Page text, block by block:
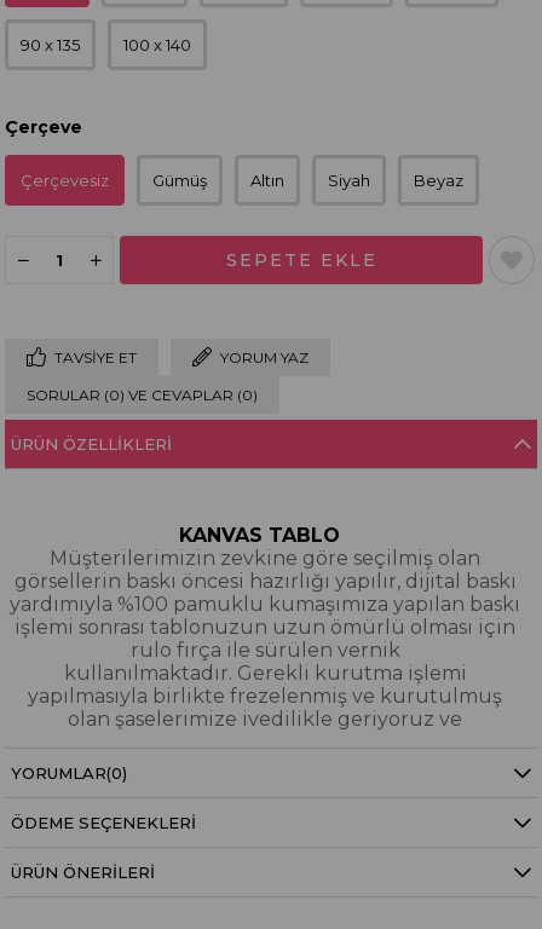
90 x 135 100 x 140
Çerçeve
Çerçevesiz Gümüş Altın Siyah Beyaz
TAVSIYE ET YORUM YAZ
SORULAR (0) VE CEVAPLAR (0)
ÜRÜN ÖZELLIKLERI
KANVAS TABLO
Müşterilerimizin zevkine göre seçilmiş olan
görsellerin baskı öncesi hazırlığı yapılır, dijital baskı
yardımıyla %100 pamuklu kumaşımıza yapılan baskı
işlemi sonrası tablonuzun uzun ömürlü olması için
rulo fırça ile sürülen vernik
kullanılmaktadır. Gerekli kurutma işlemi
yapılmasıyla birlikte frezelenmiş ve kurutulmuş
olan şaselerimize ivedilikle geriyoruz ve
paketleyerek tarafınıza gönderiyoruz.
YAĞLI BOYA & SİM DOKULU TABLO
dijital baskı alınıp hazırlanarak üzerine spatula
eşliğinde boya dokunuşları / sim işlemeleri kısmi
YORUMLAR(0)
ÖDEME SEÇENEKLERI
ÜRÜN ÖNERILERI